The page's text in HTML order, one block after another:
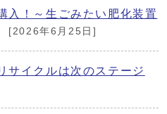
入！～生ごみたい肥化装置
[2026年6月25日]
サイクルは次のステージ